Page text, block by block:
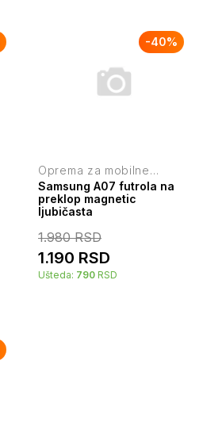
-40%
Oprema za mobilne
telefone
Samsung A07 futrola na
preklop magnetic
ljubičasta
1.980RSD
1.190 RSD
Ušteda: 790 RSD